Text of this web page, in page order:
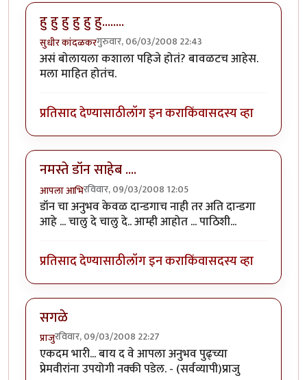
हु हु हु हु हु हु........
सुधीर कांदळकरगुरुवार, 06/03/2008 22:43
असं बोलायला कशाला पहिजे होतं? बावळटच आहेस.
मला माहित होतंच.
प्रतिसाद देण्यासाठीलॉग इन कराकिंवासदस्य व्हा
नमस्ते डॉन साहेब ....
आपला आभिरविवार, 09/03/2008 12:05
डॉन चा अनुभव केवळ दान्डगाच नाही तर अति दान्डगा
आहे ... चालु दे चालु दे.. आम्ही आहोत ... पाठिशी...
प्रतिसाद देण्यासाठीलॉग इन कराकिंवासदस्य व्हा
सगळे
प्राजुरविवार, 09/03/2008 22:27
एकदम भारी... बाय द वे आपला अनुभव पुढ्च्या
प्रेमवीरांना उपयोगी नक्की पडेल. - (सर्वव्यापी)प्राजु